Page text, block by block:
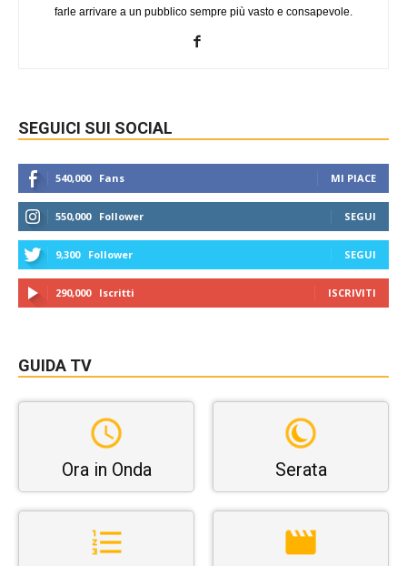
farle arrivare a un pubblico sempre più vasto e consapevole.
SEGUICI SUI SOCIAL
540,000 Fans MI PIACE
550,000 Follower SEGUI
9,300 Follower SEGUI
290,000 Iscritti ISCRIVITI
GUIDA TV
Ora in Onda Serata